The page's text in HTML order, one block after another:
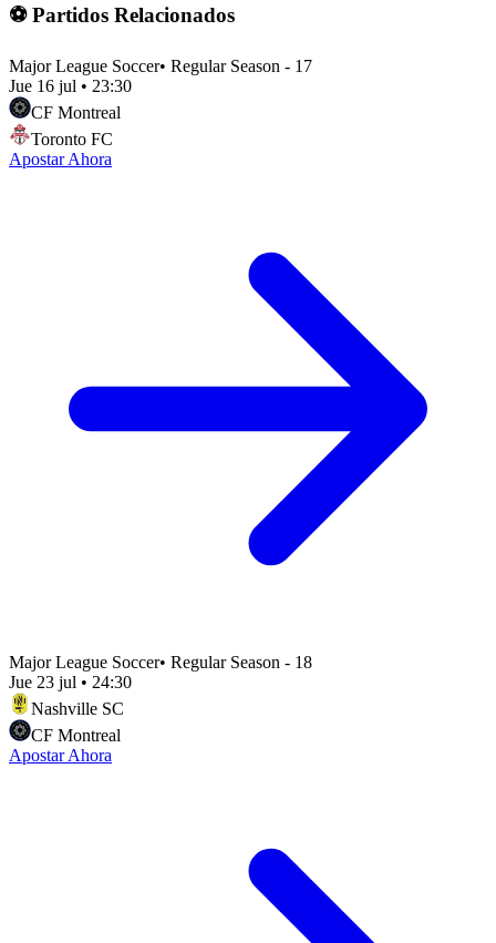
⚽ Partidos Relacionados
Major League Soccer• Regular Season - 17
Jue 16 jul • 23:30
CF Montreal
Toronto FC
Apostar Ahora
Major League Soccer• Regular Season - 18
Jue 23 jul • 24:30
Nashville SC
CF Montreal
Apostar Ahora